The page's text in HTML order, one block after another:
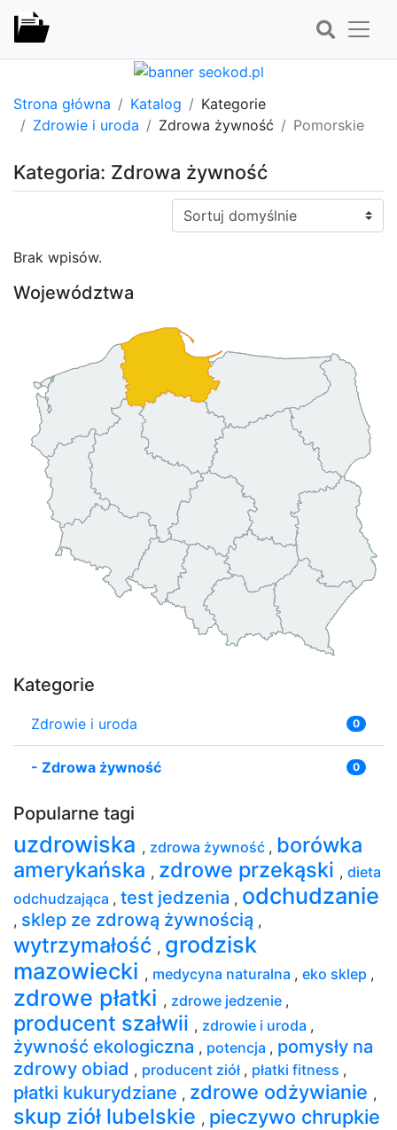
Strona główna Katalog
Kategorie
Zdrowie i uroda
Zdrowa żywność Pomorskie
Kategoria: Zdrowa żywność
Sortuj:
Brak wpisów.
Województwa
Kategorie
Zdrowie i uroda 0
- Zdrowa żywność 0
Popularne tagi
uzdrowiska , zdrowa żywność , borówka
amerykańska , zdrowe przekąski , dieta
odchudzająca , test jedzenia , odchudzanie
, sklep ze zdrową żywnością ,
wytrzymałość , grodzisk
mazowiecki , medycyna naturalna , eko sklep ,
zdrowe płatki , zdrowe jedzenie ,
producent szałwii , zdrowie i uroda ,
żywność ekologiczna , potencja , pomysły na
zdrowy obiad , producent ziół , płatki fitness ,
płatki kukurydziane , zdrowe odżywianie ,
skup ziół lubelskie , pieczywo chrupkie